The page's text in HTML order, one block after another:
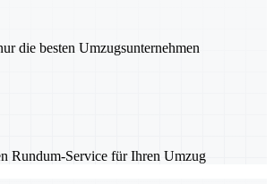
die besten Umzugsunternehmen
Rundum-Service für Ihren Umzug